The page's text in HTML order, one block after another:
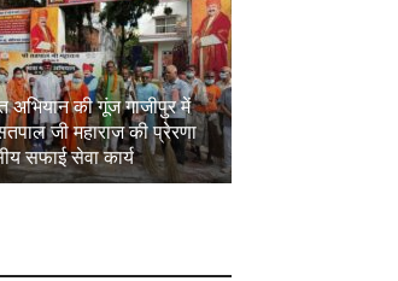
अभियान की गूंज गाजीपुर में
जी महाराज की प्रेरणा
सफाई सेवा कार्य